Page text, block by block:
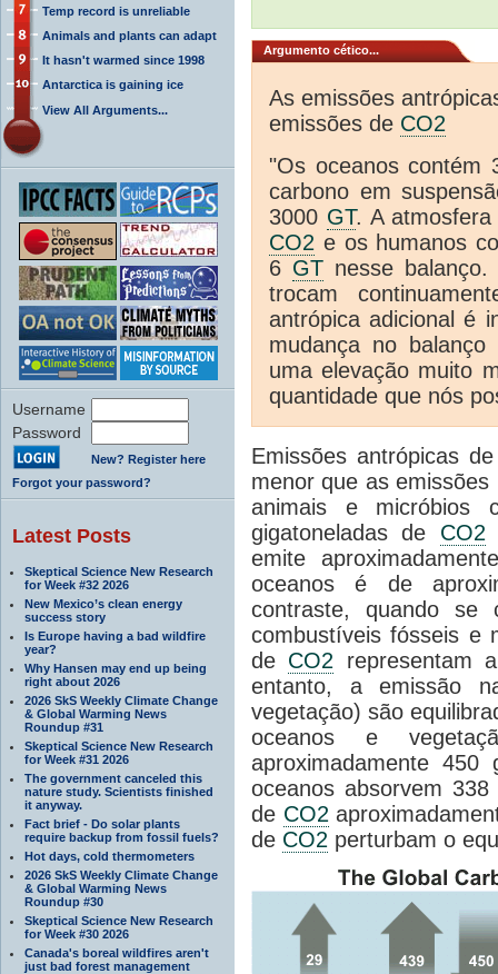
Temp record is unreliable
Animals and plants can adapt
It hasn't warmed since 1998
Antarctica is gaining ice
View All Arguments...
Username
Password
New? Register here
Forgot your password?
Latest Posts
Skeptical Science New Research
for Week #32 2026
New Mexico’s clean energy
success story
Is Europe having a bad wildfire
year?
Why Hansen may end up being
right about 2026
2026 SkS Weekly Climate Change
& Global Warming News
Roundup #31
Skeptical Science New Research
for Week #31 2026
The government canceled this
nature study. Scientists finished
it anyway.
Fact brief - Do solar plants
require backup from fossil fuels?
Hot days, cold thermometers
2026 SkS Weekly Climate Change
& Global Warming News
Roundup #30
Skeptical Science New Research
for Week #30 2026
Canada's boreal wildfires aren't
just bad forest management
Argumento cético...
As emissões
emissões de CO2
"Os oceanos contém
carbono em
3000 GT. A
CO2 e os humanos
6 GTnesse balanço.
trocam
antrópica adicional é
mudança no
uma elevação muito
quantidade que nós
Emissões antrópicas
menor que as
animais e micróbios
gigatoneladas de CO2
emite
oceanos é de
contraste, quando se
combustíveis fósseis e
de CO2 representam
entanto, a emissão
vegetação) são
oceanos e
aproximadamente
oceanos absorvem
de CO2
de CO2 perturbam o